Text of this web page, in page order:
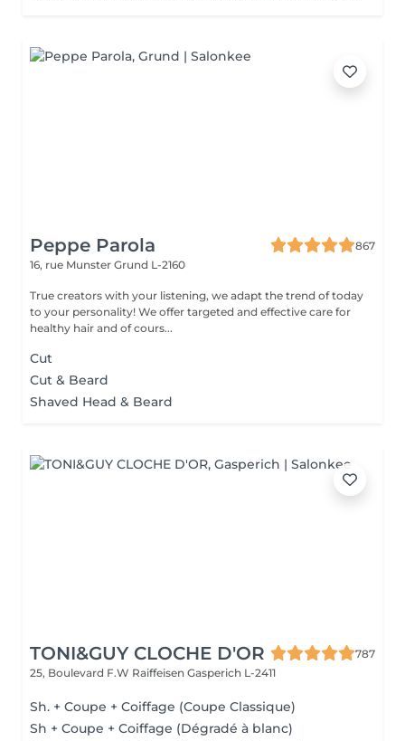
Peppe Parola
867
16, rue Munster Grund L-2160
True creators with your listening, we adapt the trend of today
to your personality! We offer targeted and effective care for
healthy hair and of cours...
Cut
Cut & Beard
Shaved Head & Beard
TONI&GUY CLOCHE D'OR
787
25, Boulevard F.W Raiffeisen Gasperich L-2411
Sh. + Coupe + Coiffage (Coupe Classique)
Sh + Coupe + Coiffage (Dégradé à blanc)